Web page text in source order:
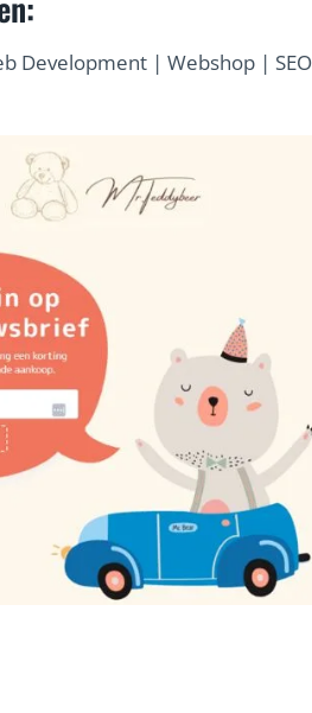
Development | Webshop |